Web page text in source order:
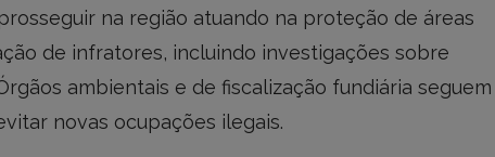
na região atuando na proteção de áreas
de infratores, incluindo investigações sobre
ambientais e de fiscalização fundiária seguem
novas ocupações ilegais.